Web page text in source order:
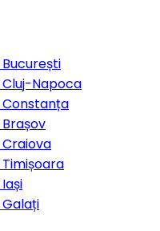
București
Cluj-Napoca
Constanța
Brașov
Craiova
Timișoara
Iași
Galați